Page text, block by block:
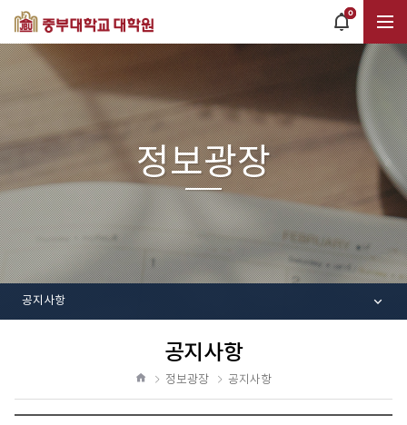
전
체
메
뉴
POPUPOPEN
0
정보광장
공지사항
공지사항
정보광장 공지사항
기